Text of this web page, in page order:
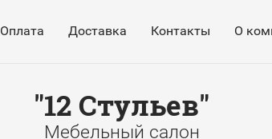
Оплата Доставка Контакты О
"12 Стульев"
Мебельный салон